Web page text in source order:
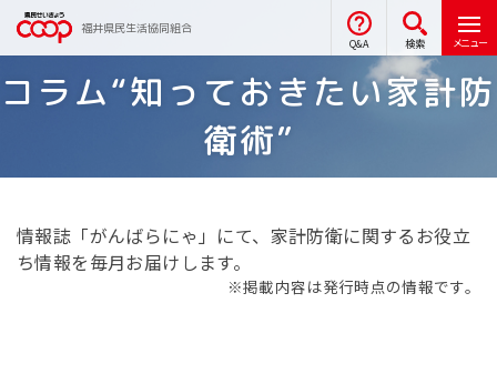
福井県民生活協同組合
Q&A 検索 メニュー
コラム“知っておきたい家計防
衛術”
情報誌「がんばらにゃ」にて、家計防衛に関するお役立
ち情報を毎月お届けします。
※掲載内容は発行時点の情報です。